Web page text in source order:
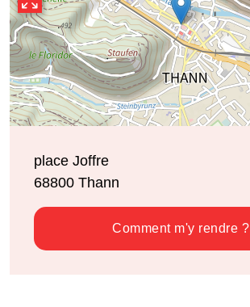
place Joffre
68800 Thann
Comment m'y rendre ?